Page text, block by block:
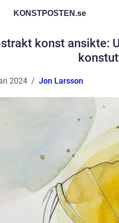
KONSTPOSTEN.se
konst ansikte:
2024 Jon Larsson